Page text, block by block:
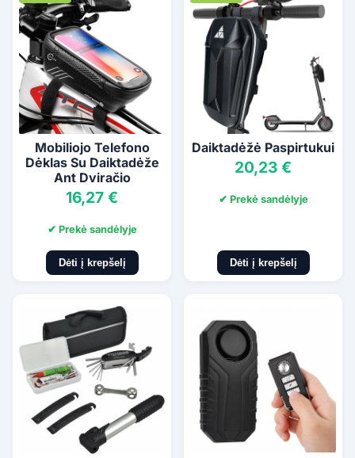
Mobiliojo Telefono
Dėklas Su Daiktadėže
Ant Dviračio
16,27 €
✔ Prekė sandėlyje
Dėti į krepšelį
Daiktadėžė Paspirtukui
20,23 €
✔ Prekė sandėlyje
Dėti į krepšelį